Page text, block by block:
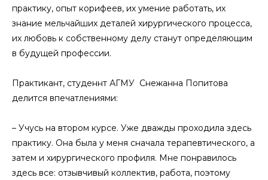
практику, опыт корифеев, их умение работать, их
знание мельчайших деталей хирургического процесса,
их любовь к собственному делу станут определяющим
в будущей профессии.
Практикант, студеннт АГМУ Снежанна Попитова
делится впечатлениями:
– Учусь на втором курсе. Уже дважды проходила здесь
практику. Она была у меня сначала терапевтического, а
затем и хирургического профиля. Мне понравилось
здесь все: отзывчивый коллектив, работа, поэтому